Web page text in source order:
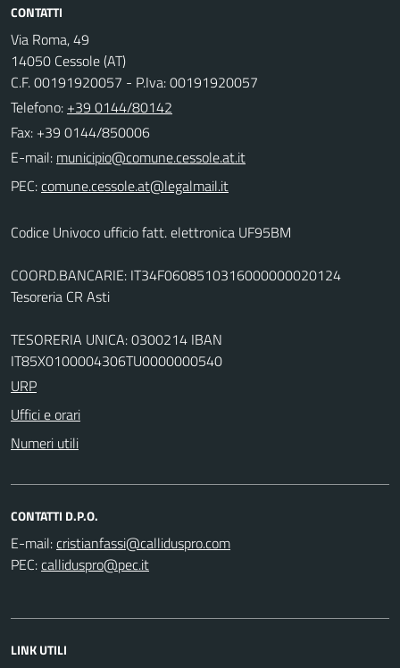
CONTATTI
Via Roma, 49
14050 Cessole (AT)
C.F. 00191920057 - P.Iva: 00191920057
Telefono: +39 0144/80142
Fax: +39 0144/850006
E-mail:
PEC:
Codice Univoco ufficio fatt. elettronica UF95BM
COORD.BANCARIE: IT34F0608510316000000020124
Tesoreria CR Asti
TESORERIA UNICA: 0300214 IBAN
IT85X0100004306TU0000000540
URP
Uffici e orari
Numeri utili
CONTATTI D.P.O.
E-mail:
PEC:
LINK UTILI